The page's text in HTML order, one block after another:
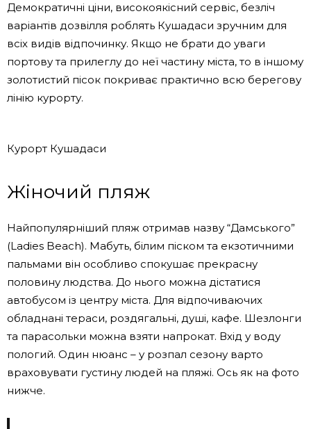
Демократичні ціни, високоякісний сервіс, безліч
варіантів дозвілля роблять Кушадаси зручним для
всіх видів відпочинку. Якщо не брати до уваги
портову та прилеглу до неї частину міста, то в іншому
золотистий пісок покриває практично всю берегову
лінію курорту.
Курорт Кушадаси
Жіночий пляж
Найпопулярніший пляж отримав назву “Дамського”
(Ladies Beach). Мабуть, білим піском та екзотичними
пальмами він особливо спокушає прекрасну
половину людства. До нього можна дістатися
автобусом із центру міста. Для відпочиваючих
обладнані тераси, роздягальні, душі, кафе. Шезлонги
та парасольки можна взяти напрокат. Вхід у воду
пологий. Один нюанс – у розпал сезону варто
враховувати густину людей на пляжі. Ось як на фото
нижче.